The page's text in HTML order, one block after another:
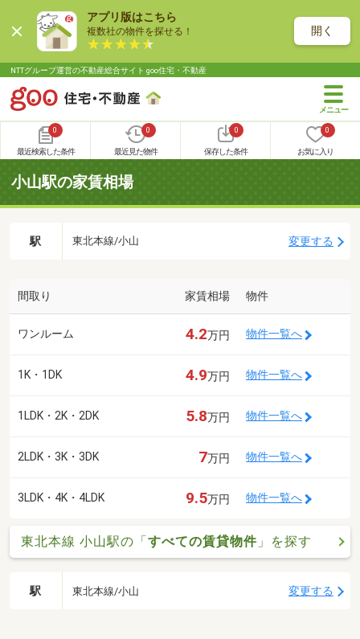
アプリ版はこちら
複数社の物件を探せる！ 開く
NTTグループ運営の不動産総合サイト goo住宅・不動産
0
最近検索した条件
0
最近見た物件
0
保存した条件
0
お気に入り
小山駅の家賃相場
駅 東北本線/小山 変更する
間取り 家賃相場 物件
ワンルーム 4.2万円 物件一覧へ
1K・1DK 4.9万円 物件一覧へ
1LDK・2K・2DK 5.8万円 物件一覧へ
2LDK・3K・3DK 7万円 物件一覧へ
3LDK・4K・4LDK 9.5万円 物件一覧へ
東北本線 小山駅の「すべての賃貸物件 」を探す
駅 東北本線/小山 変更する